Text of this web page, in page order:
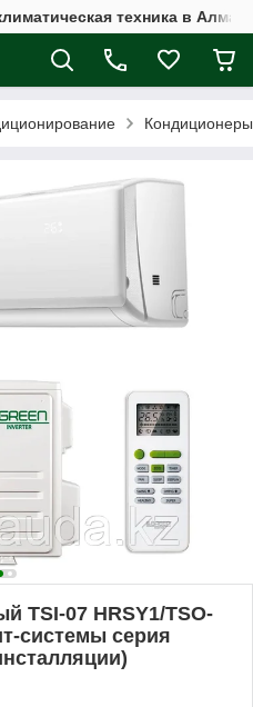
техника в
TSI-07 HRSY1/TSO-
системы серия